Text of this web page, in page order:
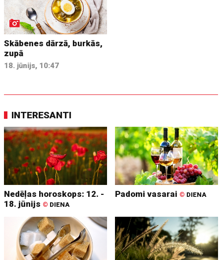
Skābenes dārzā, burkās,
zupā
18. jūnijs, 10:47
INTERESANTI
Nedēļas horoskops: 12. -
18. jūnijs © DIENA
Padomi vasarai © DIENA